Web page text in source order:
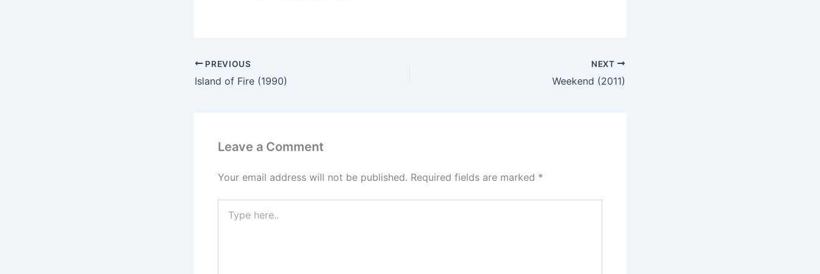
PREVIOUS
Island of Fire (1990)
NEXT
Weekend (2011)
Leave a Comment
Your email address will not be published. Required fields are marked *
here..